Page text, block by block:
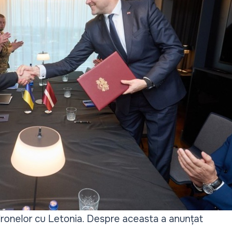
cu Letonia. Despre aceasta a anunțat